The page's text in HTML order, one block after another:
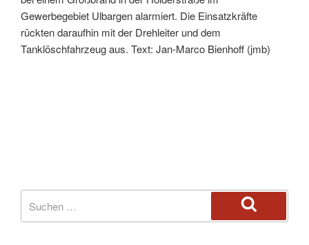
Gewerbegebiet Ulbargen alarmiert. Die Einsatzkräfte
rückten daraufhin mit der Drehleiter und dem
Tanklöschfahrzeug aus. Text: Jan-Marco Bienhoff (jmb)